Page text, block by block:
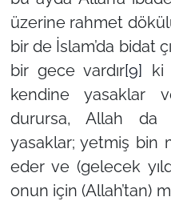
üzerine rahmet
bir de İslam’da bidat
bir gece vardır[9] ki
kendine yasaklar
durursa, Allah da
yasaklar; yetmiş bin
eder ve (gelecek
onun için (Allah’tan)